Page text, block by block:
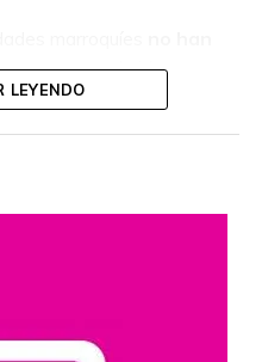
en el video
autorizado o por
LEYENDO